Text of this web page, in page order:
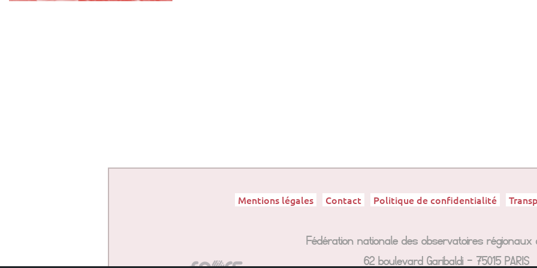
Mentions légales Contact Politique de confidentialité
Fédération nationale des observatoires
62 boulevard Garibaldi – 75015 PARIS